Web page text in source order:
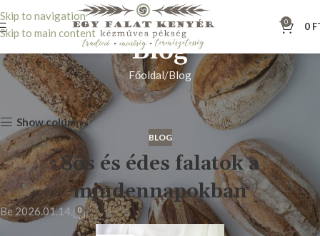
Skip to navigation
Skip to main content
0 0
Blog
Főoldal Blog
Show column
BLOG
Sós és édes falatok a
mindennapokban
Be 2026.01.14. 0